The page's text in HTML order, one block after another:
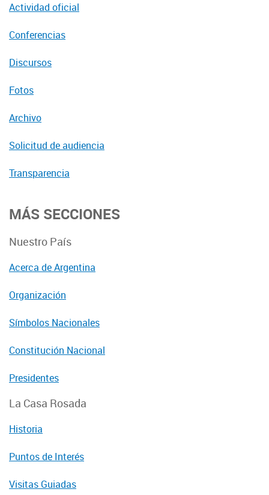
Actividad oficial
Conferencias
Discursos
Fotos
Archivo
Solicitud de audiencia
Transparencia
MÁS SECCIONES
Nuestro País
Acerca de Argentina
Organización
Símbolos Nacionales
Constitución Nacional
Presidentes
La Casa Rosada
Historia
Puntos de Interés
Visitas Guiadas